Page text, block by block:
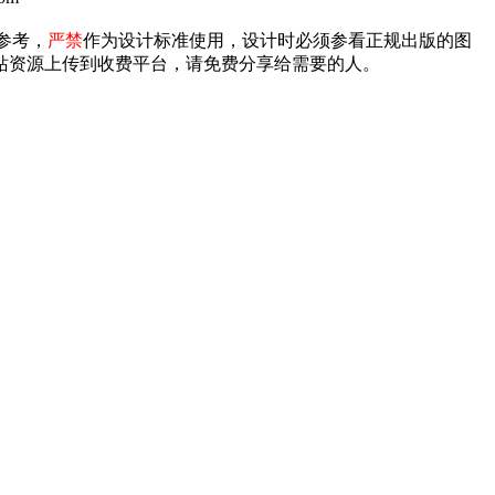
考， 严禁作为设计标准使用，设计时必须参看正规出版的图
源上传到收费平台，请免费分享给需要的人。